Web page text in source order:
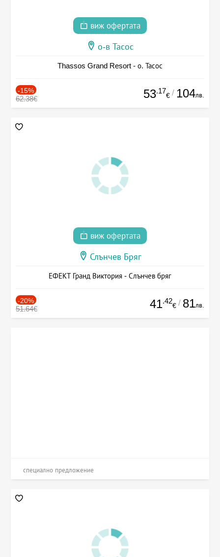
виж офертата
о-в Тасос
Thassos Grand Resort - о. Тасос
-15%
62.38€ 53.17
€ / 104лв.
виж офертата
Слънчев Бряг
ЕФЕКТ Гранд Виктория - Слънчев бряг
-20%
51.64€ 41.42
€ / 81лв.
специално предложение